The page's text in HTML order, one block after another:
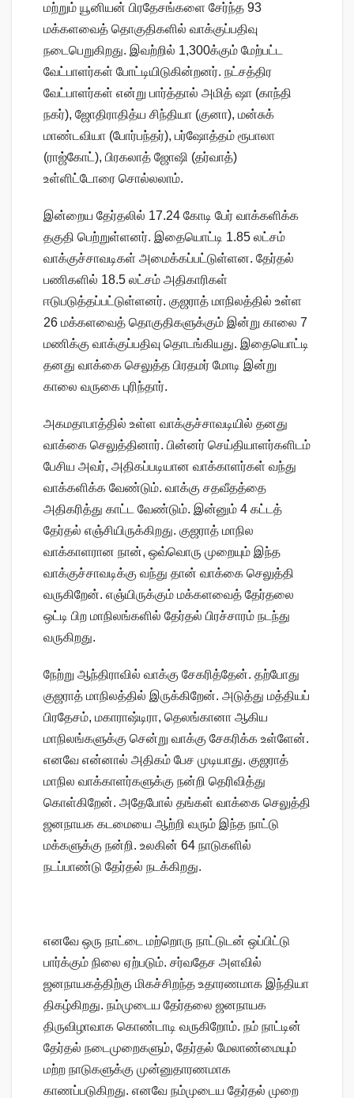
மற்றும் யூனியன் பிரதேசங்களை சேர்ந்த 93
மக்களவைத் தொகுதிகளில் வாக்குப்பதிவு
நடைபெறுகிறது. இவற்றில் 1,300க்கும் மேற்பட்ட
வேட்பாளர்கள் போட்டியிடுகின்றனர். நட்சத்திர
வேட்பாளர்கள் என்று பார்த்தால் அமித் ஷா (காந்தி
நகர்), ஜோதிராதித்ய சிந்தியா (குனா), மன்சுக்
மாண்டவியா (போர்பந்தர்), பர்ஷோத்தம் ரூபாலா
(ராஜ்கோட்), பிரகலாத் ஜோஷி (தர்வாத்)
உள்ளிட்டோரை சொல்லலாம்.
இன்றைய தேர்தலில் 17.24 கோடி பேர் வாக்களிக்க
தகுதி பெற்றுள்ளனர். இதையொட்டி 1.85 லட்சம்
வாக்குச்சாவடிகள் அமைக்கப்பட்டுள்ளன. தேர்தல்
பணிகளில் 18.5 லட்சம் அதிகாரிகள்
ஈடுபடுத்தப்பட்டுள்ளனர். குஜராத் மாநிலத்தில் உள்ள
26 மக்களவைத் தொகுதிகளுக்கும் இன்று காலை 7
மணிக்கு வாக்குப்பதிவு தொடங்கியது. இதையொட்டி
தனது வாக்கை செலுத்த பிரதமர் மோடி இன்று
காலை வருகை புரிந்தார்.
அகமதாபாத்தில் உள்ள வாக்குச்சாவடியில் தனது
வாக்கை செலுத்தினார். பின்னர் செய்தியாளர்களிடம்
பேசிய அவர், அதிகப்படியான வாக்காளர்கள் வந்து
வாக்களிக்க வேண்டும். வாக்கு சதவீதத்தை
அதிகரித்து காட்ட வேண்டும். இன்னும் 4 கட்டத்
தேர்தல் எஞ்சியிருக்கிறது. குஜராத் மாநில
வாக்காளரான நான், ஒவ்வொரு முறையும் இந்த
வாக்குச்சாவடிக்கு வந்து தான் வாக்கை செலுத்தி
வருகிறேன். எஞ்யிருக்கும் மக்களவைத் தேர்தலை
ஒட்டி பிற மாநிலங்களில் தேர்தல் பிரச்சாரம் நடந்து
வருகிறது.
நேற்று ஆந்திராவில் வாக்கு சேகரித்தேன். தற்போது
குஜராத் மாநிலத்தில் இருக்கிறேன். அடுத்து மத்தியப்
பிரதேசம், மகாராஷ்டிரா, தெலங்கானா ஆகிய
மாநிலங்களுக்கு சென்று வாக்கு சேகரிக்க உள்ளேன்.
எனவே என்னால் அதிகம் பேச முடியாது. குஜராத்
மாநில வாக்காளர்களுக்கு நன்றி தெரிவித்து
கொள்கிறேன். அதேபோல் தங்கள் வாக்கை செலுத்தி
ஜனநாயக கடமையை ஆற்றி வரும் இந்த நாட்டு
மக்களுக்கு நன்றி. உலகின் 64 நாடுகளில்
நடப்பாண்டு தேர்தல் நடக்கிறது.
எனவே ஒரு நாட்டை மற்றொரு நாட்டுடன் ஒப்பிட்டு
பார்க்கும் நிலை ஏற்படும். சர்வதேச அளவில்
ஜனநாயகத்திற்கு மிகச்சிறந்த உதாரணமாக இந்தியா
திகழ்கிறது. நம்முடைய தேர்தலை ஜனநாயக
திருவிழாவாக கொண்டாடி வருகிறோம். நம் நாட்டின்
தேர்தல் நடைமுறைகளும், தேர்தல் மேலாண்மையும்
மற்ற நாடுகளுக்கு முன்னுதாரணமாக
காணப்படுகிறது. எனவே நம்முடைய தேர்தல் முறை